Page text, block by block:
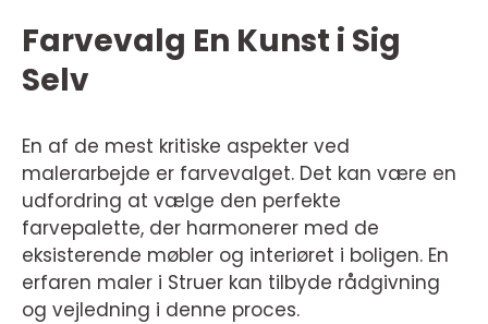
Farvevalg En Kunst i Sig
Selv
En af de mest kritiske aspekter ved
malerarbejde er farvevalget. Det kan være en
udfordring at vælge den perfekte
farvepalette, der harmonerer med de
eksisterende møbler og interiøret i boligen. En
erfaren maler i Struer kan tilbyde rådgivning
og vejledning i denne proces.